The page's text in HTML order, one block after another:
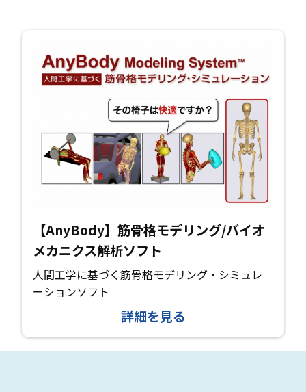
【AnyBody】筋骨格モデリング/バイオ
メカニクス解析ソフト
人間工学に基づく筋骨格モデリング・シミュレ
ーションソフト
詳細を見る